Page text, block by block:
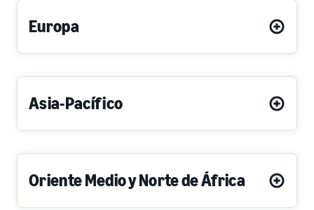
Europa
Asia-Pacífico
Oriente Medio y Norte de África